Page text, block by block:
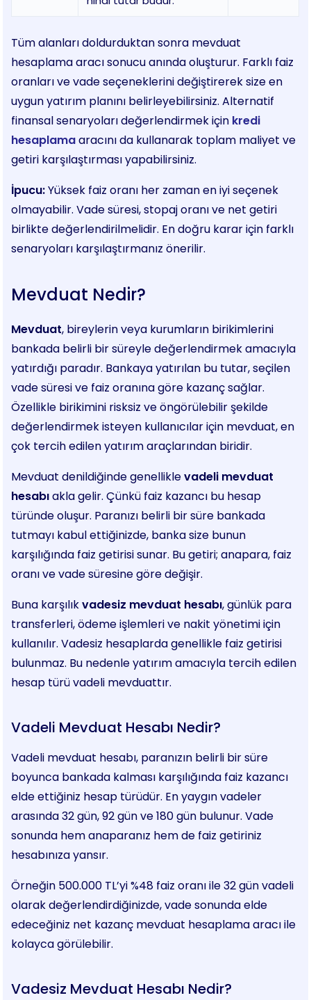
Tüm alanları doldurduktan sonra mevduat
hesaplama aracı sonucu anında oluşturur. Farklı faiz
oranları ve vade seçeneklerini değiştirerek size en
uygun yatırım planını belirleyebilirsiniz. Alternatif
finansal senaryoları değerlendirmek için kredi
hesaplamaaracını da kullanarak toplam maliyet ve
getiri karşılaştırması yapabilirsiniz.
İpucu:Yüksek faiz oranı her zaman en iyi seçenek
olmayabilir. Vade süresi, stopaj oranı ve net getiri
birlikte değerlendirilmelidir. En doğru karar için farklı
senaryoları karşılaştırmanız önerilir.
Mevduat Nedir?
Mevduat, bireylerin veya kurumların birikimlerini
bankada belirli bir süreyle değerlendirmek amacıyla
yatırdığı paradır. Bankaya yatırılan bu tutar, seçilen
vade süresi ve faiz oranına göre kazanç sağlar.
Özellikle birikimini risksiz ve öngörülebilir şekilde
değerlendirmek isteyen kullanıcılar için mevduat, en
çok tercih edilen yatırım araçlarından biridir.
Mevduat denildiğinde genelliklevadeli mevduat
hesabıakla gelir. Çünkü faiz kazancı bu hesap
türünde oluşur. Paranızı belirli bir süre bankada
tutmayı kabul ettiğinizde, banka size bunun
karşılığında faiz getirisi sunar. Bu getiri; anapara, faiz
oranı ve vade süresine göre değişir.
Buna karşılıkvadesiz mevduat hesabı, günlük para
transferleri, ödeme işlemleri ve nakit yönetimi için
kullanılır. Vadesiz hesaplarda genellikle faiz getirisi
bulunmaz. Bu nedenle yatırım amacıyla tercih edilen
hesap türü vadeli mevduattır.
Vadeli Mevduat Hesabı Nedir?
Vadeli mevduat hesabı, paranızın belirli bir süre
boyunca bankada kalması karşılığında faiz kazancı
elde ettiğiniz hesap türüdür. En yaygın vadeler
arasında 32 gün, 92 gün ve 180 gün bulunur. Vade
sonunda hem anaparanız hem de faiz getiriniz
hesabınıza yansır.
Örneğin 500.000 TL’yi %48 faiz oranı ile 32 gün vadeli
olarak değerlendirdiğinizde, vade sonunda elde
edeceğiniz net kazanç mevduat hesaplama aracı ile
kolayca görülebilir.
Vadesiz Mevduat Hesabı Nedir?